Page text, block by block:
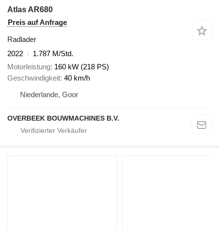
Atlas AR680
Preis auf Anfrage
Radlader
2022
1.787 M/Std.
Motorleistung 160 kW (218 PS)
Geschwindigkeit 40 km/h
Niederlande, Goor
OVERBEEK BOUWMACHINES B.V.